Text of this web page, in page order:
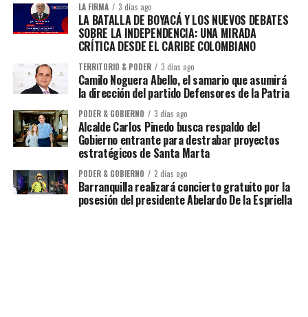
LA FIRMA 3 días ago
LA BATALLA DE BOYACÁ Y LOS NUEVOS DEBATES
SOBRE LA INDEPENDENCIA: UNA MIRADA
CRÍTICA DESDE EL CARIBE COLOMBIANO
TERRITORIO & PODER 3 días ago
Camilo Noguera Abello, el samario que asumirá
la dirección del partido Defensores de la Patria
PODER & GOBIERNO 3 días ago
Alcalde Carlos Pinedo busca respaldo del
Gobierno entrante para destrabar proyectos
estratégicos de Santa Marta
PODER & GOBIERNO 2 días ago
Barranquilla realizará concierto gratuito por la
posesión del presidente Abelardo De la Espriella